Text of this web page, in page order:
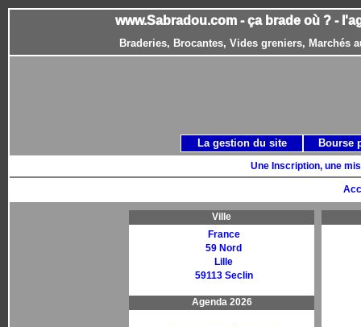
www.Sabradou.com - ça brade où ? -
Braderies, Brocantes, Vides greniers, Marchés
Une Inscription, une
Ville
France
59 Nord
Lille
59113 Seclin
Agenda 2026
La gestion du site Bourse